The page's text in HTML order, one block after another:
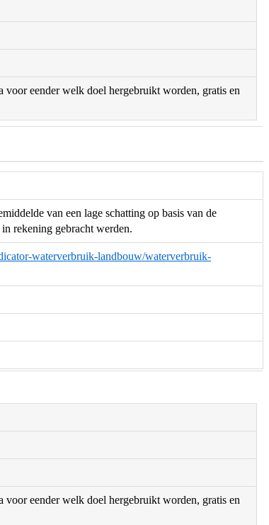
voor eender welk doel hergebruikt worden, gratis en
van een lage schatting op basis van de
rekening gebracht werden.
waterverbruik-landbouw/waterverbruik-
voor eender welk doel hergebruikt worden, gratis en